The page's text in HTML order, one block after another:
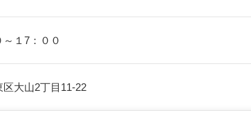
～１7：００
区大山2丁目11-22